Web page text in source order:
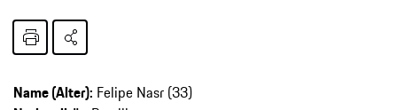
Name (Alter): Felipe Nasr (33)